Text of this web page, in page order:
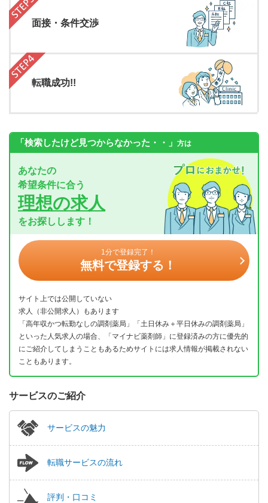
面接・条件交渉
転職成功!!
「検索したけど見つからなかった・・」 方は
あなたの
希望条件に合う
理想の求人
をお探しします！
1分で登録完了！
無料で登録する！
サイト上では公開していない
求人（非公開求人）もあります
「高年収かつ転勤なしの調剤薬局」「土日休み＋平日休みの調剤薬局」
といった人気求人の場合、「マイナビ薬剤師」に登録済みの方に優先的
にご紹介してしまうこともあるためサイトには求人情報が掲載されない
こともあります。
サービスのご紹介
サービスの魅力
転職サービスの流れ
評判・口コミ